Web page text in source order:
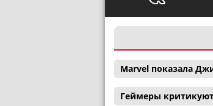
Marvel показала
Геймеры критикуют